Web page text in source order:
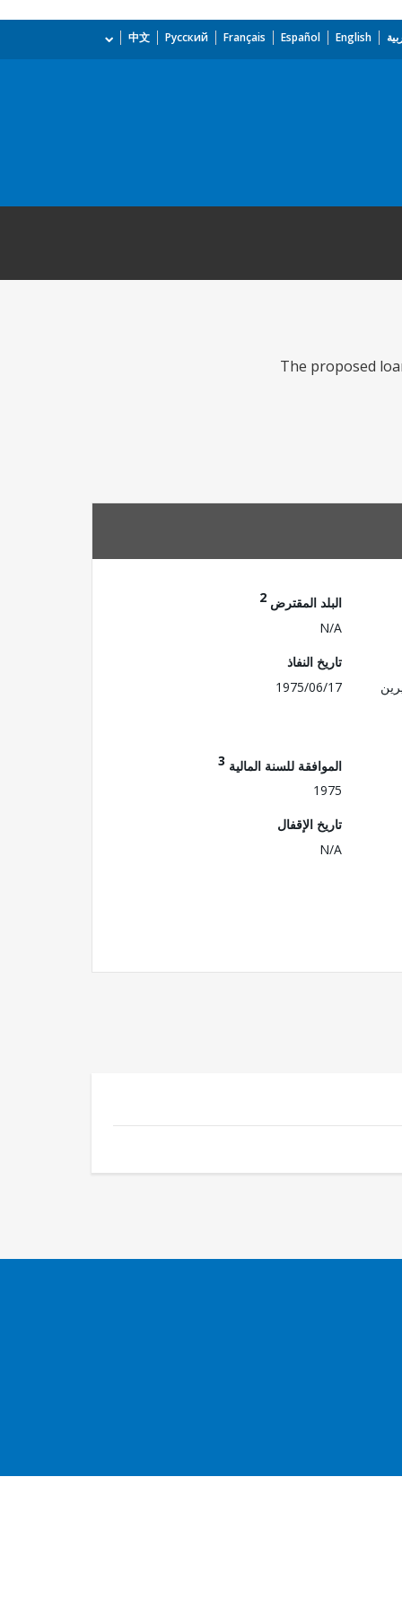
English
Español
Français
Русский
中文
The proposed
البلد المقترض 2
N/A
تاريخ النفاذ
1975/06/17
الموافقة للسنة المالية 3
1975
تاريخ الإقفال
N/A